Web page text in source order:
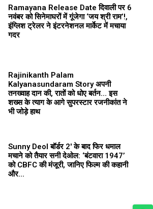
Ramayana Release Date दिवाली पर 6
नवंबर को सिनेमाघरों में गूंजेगा ‘जय श्री राम’!,
इंग्लिश ट्रेलर ने इंटरनेशनल मार्केट में मचाया
गदर
Rajinikanth Palam
Kalyanasundaram Story अपनी
तनख्वाह दान की, रातों को धोए बर्तन… इस
शख्स के त्याग के आगे सुपरस्टार रजनीकांत ने
भी जोड़े हाथ
Sunny Deol बॉर्डर 2′ के बाद फिर धमाल
मचाने को तैयार सनी देओल: ‘बंटवारा 1947’
को CBFC की मंजूरी, जानिए फिल्म की कहानी
और...